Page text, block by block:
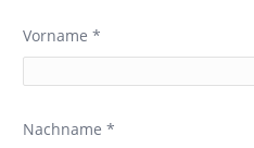
Vorname *
Nachname *